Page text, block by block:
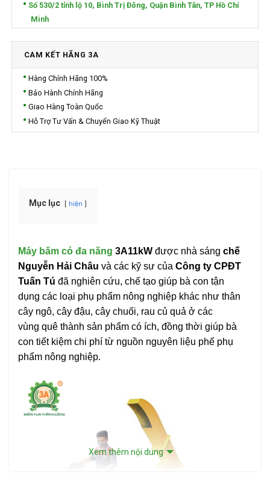
Số 530/2 tỉnh lộ 10, Bình Trị Đông, Quận Bình Tân, TP Hồ Chí
Minh
CAM KẾT HÃNG 3A
Hàng Chính Hãng 100%
Bảo Hành Chính Hãng
Giao Hàng Toàn Quốc
Hỗ Trợ Tư Vấn & Chuyển Giao Kỹ Thuật
Mục lục hiện
Máy băm cỏ đa năng 3A11kW được nhà sáng chế
Nguyễn Hải Châu và các kỹ sư của Công ty CPĐT
Tuấn Tú đã nghiên cứu, chế tạo giúp bà con tận
dụng các loại phụ phẩm nông nghiệp khác như thân
cây ngô, cây đậu, cây chuối, rau củ quả ở các
vùng quê thành sản phẩm có ích, đồng thời giúp bà
con tiết kiệm chi phí từ nguồn nguyên liệu phế phụ
phẩm nông nghiệp.
Xem thêm nội dung